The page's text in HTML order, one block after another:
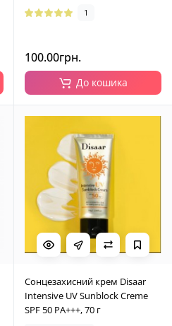
1
100.00грн.
До кошика
Сонцезахисний крем Disaar
Intensive UV Sunblock Creme
SPF 50 PA+++, 70 г